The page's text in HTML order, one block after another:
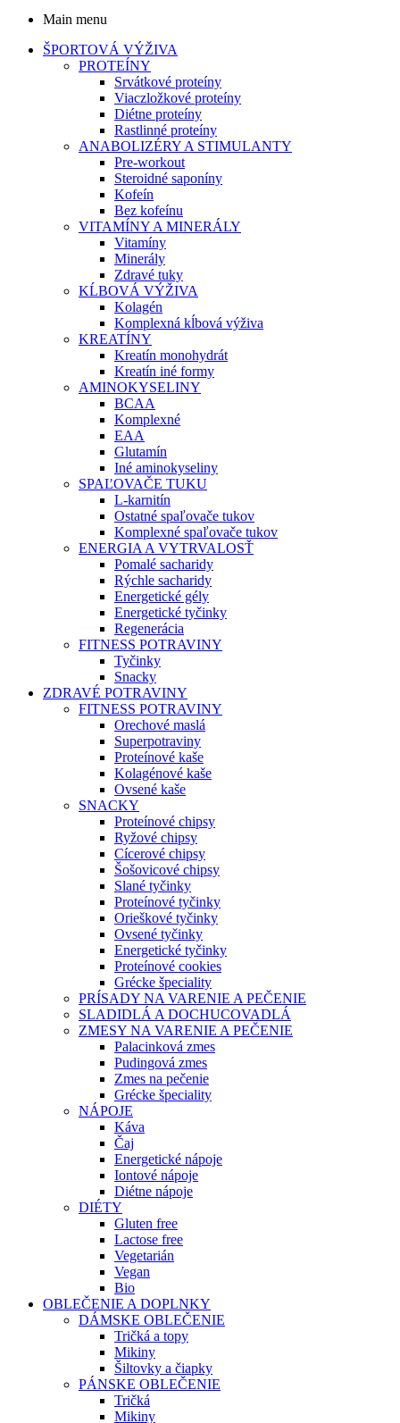
Main menu
ŠPORTOVÁ VÝŽIVA
PROTEÍNY
Srvátkové proteíny
Viaczložkové proteíny
Diétne proteíny
Rastlinné proteíny
ANABOLIZÉRY A STIMULANTY
Pre-workout
Steroidné saponíny
Kofeín
Bez kofeínu
VITAMÍNY A MINERÁLY
Vitamíny
Minerály
Zdravé tuky
KĹBOVÁ VÝŽIVA
Kolagén
Komplexná kĺbová výživa
KREATÍNY
Kreatín monohydrát
Kreatín iné formy
AMINOKYSELINY
BCAA
Komplexné
EAA
Glutamín
Iné aminokyseliny
SPAĽOVAČE TUKU
L-karnitín
Ostatné spaľovače tukov
Komplexné spaľovače tukov
ENERGIA A VYTRVALOSŤ
Pomalé sacharidy
Rýchle sacharidy
Energetické gély
Energetické tyčinky
Regenerácia
FITNESS POTRAVINY
Tyčinky
Snacky
ZDRAVÉ POTRAVINY
FITNESS POTRAVINY
Orechové maslá
Superpotraviny
Proteínové kaše
Kolagénové kaše
Ovsené kaše
SNACKY
Proteínové chipsy
Ryžové chipsy
Cícerové chipsy
Šošovicové chipsy
Slané tyčinky
Proteínové tyčinky
Orieškové tyčinky
Ovsené tyčinky
Energetické tyčinky
Proteínové cookies
Grécke špeciality
PRÍSADY NA VARENIE A PEČENIE
SLADIDLÁ A DOCHUCOVADLÁ
ZMESY NA VARENIE A PEČENIE
Palacinková zmes
Pudingová zmes
Zmes na pečenie
Grécke špeciality
NÁPOJE
Káva
Čaj
Energetické nápoje
Iontové nápoje
Diétne nápoje
DIÉTY
Gluten free
Lactose free
Vegetarián
Vegan
Bio
OBLEČENIE A DOPLNKY
DÁMSKE OBLEČENIE
Tričká a topy
Mikiny
Šiltovky a čiapky
PÁNSKE OBLEČENIE
Tričká
Mikiny